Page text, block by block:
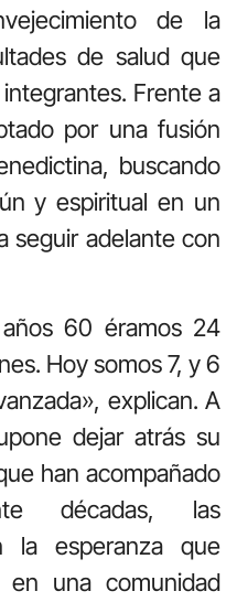
de la
de salud que
Frente a
por una fusión
buscando
y espiritual en un
seguir adelante con
60 éramos 24
Hoy somos 7, y 6
explican. A
dejar atrás su
han acompañado
décadas, las
la esperanza que
en una comunidad